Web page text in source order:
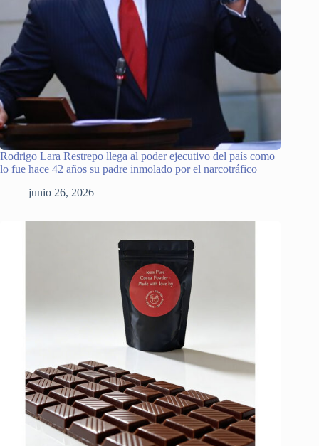
Rodrigo Lara Restrepo llega al poder ejecutivo del país como
lo fue hace 42 años su padre inmolado por el narcotráfico
junio 26, 2026